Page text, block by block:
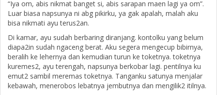
“Iya om, abis nikmat banget si, abis sarapan maen lagi ya om”.
Luar biasa napsunya ni abg pikirku, ya gak apalah, malah aku
bisa nikmati ayu terus2an.
Di kamar, ayu sudah berbaring diranjang. kontolku yang belum
diapa2in sudah ngaceng berat. Aku segera mengecup bibirnya,
beralih ke lehernya dan kemudian turun ke toketnya. toketnya
kuremes2, ayu terengah, napsunya berkobar lagi. pentilnya ku
emut2 sambil meremas toketnya. Tanganku satunya menjalar
kebawah, menerobos lebatnya jembutnya dan mengilik2 itilnya.